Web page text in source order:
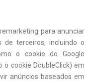
para anunciar
de terceiros, incluindo o
o cookie do Google
cookie DoubleClick) em
anúncios baseados em